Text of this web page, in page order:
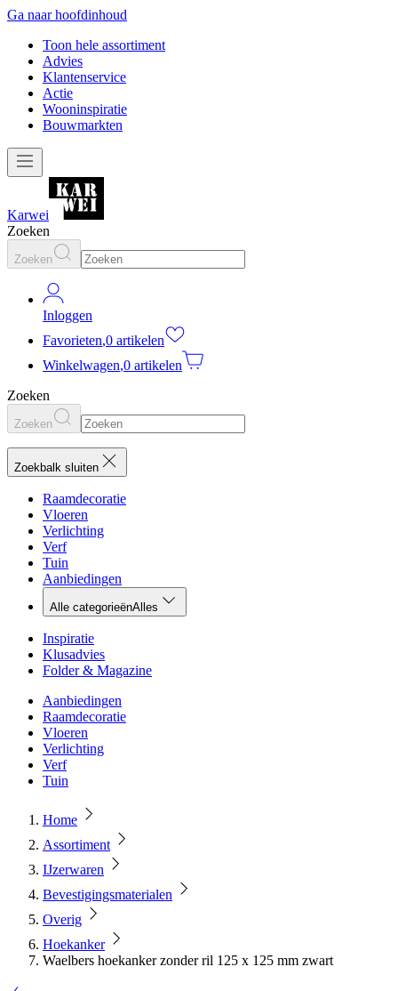
Ga naar hoofdinhoud
Toon hele assortiment
Advies
Klantenservice
Actie
Wooninspiratie
Bouwmarkten
Karwei
Zoeken
Zoeken
Inloggen
Favorieten,0 artikelen
Winkelwagen,0 artikelen
Zoeken
Zoeken
Zoekbalk sluiten
Raamdecoratie
Vloeren
Verlichting
Verf
Tuin
Aanbiedingen
Alle categorieënAlles
Inspiratie
Klusadvies
Folder & Magazine
Aanbiedingen
Raamdecoratie
Vloeren
Verlichting
Verf
Tuin
Home
Assortiment
IJzerwaren
Bevestigingsmaterialen
Overig
Hoekanker
Waelbers hoekanker zonder ril 125 x 125 mm zwart